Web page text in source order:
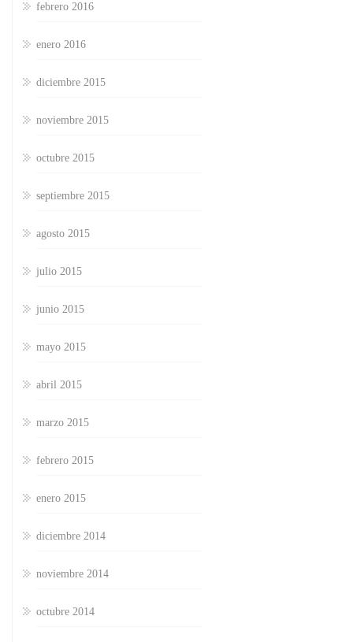
febrero 2016
enero 2016
diciembre 2015
noviembre 2015
octubre 2015
septiembre 2015
agosto 2015
julio 2015
junio 2015
mayo 2015
abril 2015
marzo 2015
febrero 2015
enero 2015
diciembre 2014
noviembre 2014
octubre 2014